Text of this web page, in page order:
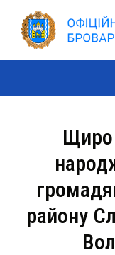
Щиро
району